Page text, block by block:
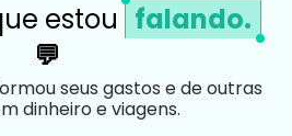
estou falando.
💬
seus gastos e de outras
dinheiro e viagens.